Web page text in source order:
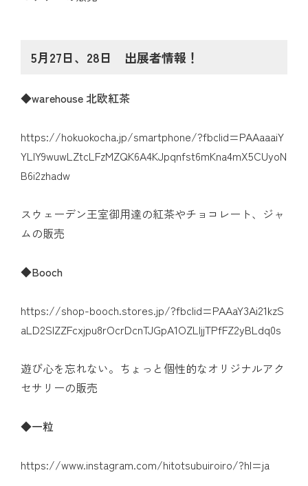
5月27日、28日 出展者情報！
◆warehouse 北欧紅茶
https://hokuokocha.jp/smartphone/?fbclid=PAAaaaiY
YLIY9wuwLZtcLFzMZQK6A4KJpqnfst6mKna4mX5CUyoN
B6i2zhadw
スウェーデン王室御用達の紅茶やチョコレート、ジャ
ムの販売
◆Booch
https://shop-booch.stores.jp/?fbclid=PAAaY3Ai21kzS
aLD2SIZZFcxjpu8rOcrDcnTJGpA1OZLljjTPfFZ2yBLdq0s
遊び心を忘れない。ちょっと個性的なオリジナルアク
セサリーの販売
◆一粒
https://www.instagram.com/hitotsubuiroiro/?hl=ja